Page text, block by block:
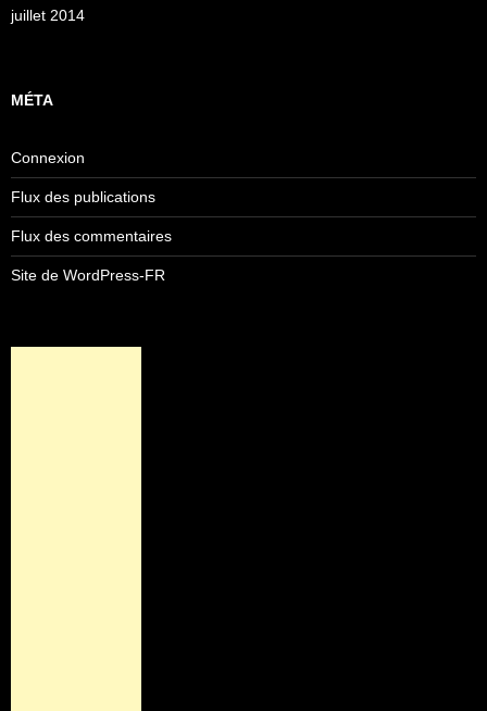
juillet 2014
MÉTA
Connexion
Flux des publications
Flux des commentaires
Site de WordPress-FR